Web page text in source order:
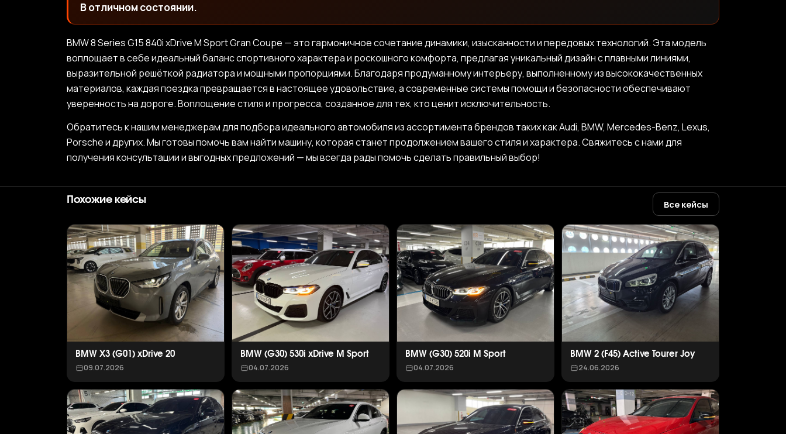
В отличном состоянии.
BMW 8 Series G15 840i xDrive M Sport Gran Coupe — это гармоничное сочетание динамики, изысканности и передовых технологий. Эта модель
воплощает в себе идеальный баланс спортивного характера и роскошного комфорта, предлагая уникальный дизайн с плавными линиями,
выразительной решёткой радиатора и мощными пропорциями. Благодаря продуманному интерьеру, выполненному из высококачественных
материалов, каждая поездка превращается в настоящее удовольствие, а современные системы помощи и безопасности обеспечивают
уверенность на дороге. Воплощение стиля и прогресса, созданное для тех, кто ценит исключительность.
Обратитесь к нашим менеджерам для подбора идеального автомобиля из ассортимента брендов таких как Audi, BMW, Mercedes-Benz, Lexus,
Porsche и других. Мы готовы помочь вам найти машину, которая станет продолжением вашего стиля и характера. Свяжитесь с нами для
получения консультации и выгодных предложений — мы всегда рады помочь сделать правильный выбор!
Похожие кейсы Все кейсы
BMW X3 (G01) xDrive 20
09.07.2026
BMW (G30) 530i xDrive M Sport
04.07.2026
BMW (G30) 520i M Sport
04.07.2026
BMW 2 (F45) Active Tourer Joy
24.06.2026